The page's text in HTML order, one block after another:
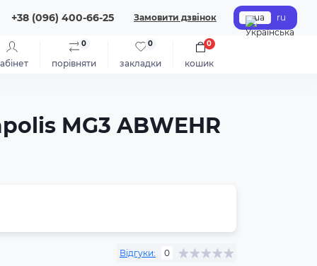
+38 (096) 400-66-25 Замовити дзвінок ua ru
порівняти
0
закладки
0
кошик
0
MG3 ABWEHR
Відгуки: 0